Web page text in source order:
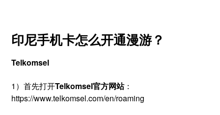
印尼手机卡怎么开通漫游？
Telkomsel
1）首先打开Telkomsel官方网站：
https://www.telkomsel.com/en/roaming